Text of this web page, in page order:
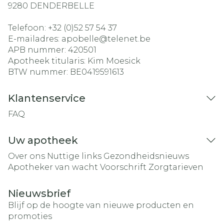
9280 DENDERBELLE
Telefoon: +32 (0)52 57 54 37
E-mailadres: apobelle@telenet.be
APB nummer: 420501
Apotheek titularis: Kim Moesick
BTW nummer: BE0419591613
Klantenservice
FAQ
Uw apotheek
Over ons Nuttige links Gezondheidsnieuws
Apotheker van wacht Voorschrift Zorgtarieven
Nieuwsbrief
Blijf op de hoogte van nieuwe producten en
promoties